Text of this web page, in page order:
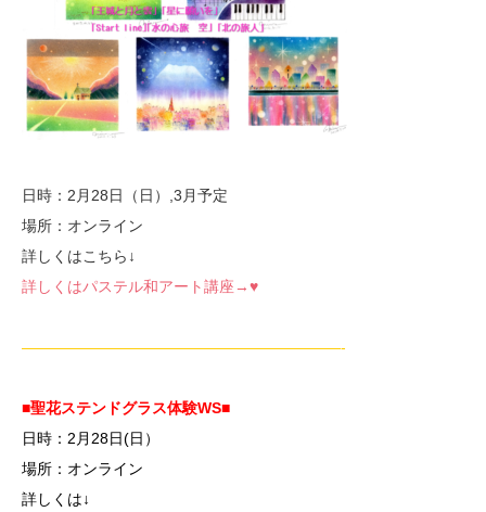
日時：2月28日（日）,3月予定
場所：オンライン
詳しくはこちら↓
詳しくはパステル和アート講座→♥
—————————————————————-
■聖花ステンドグラス体験WS■
日時：2月28日(日）
場所：オンライン
詳しくは↓